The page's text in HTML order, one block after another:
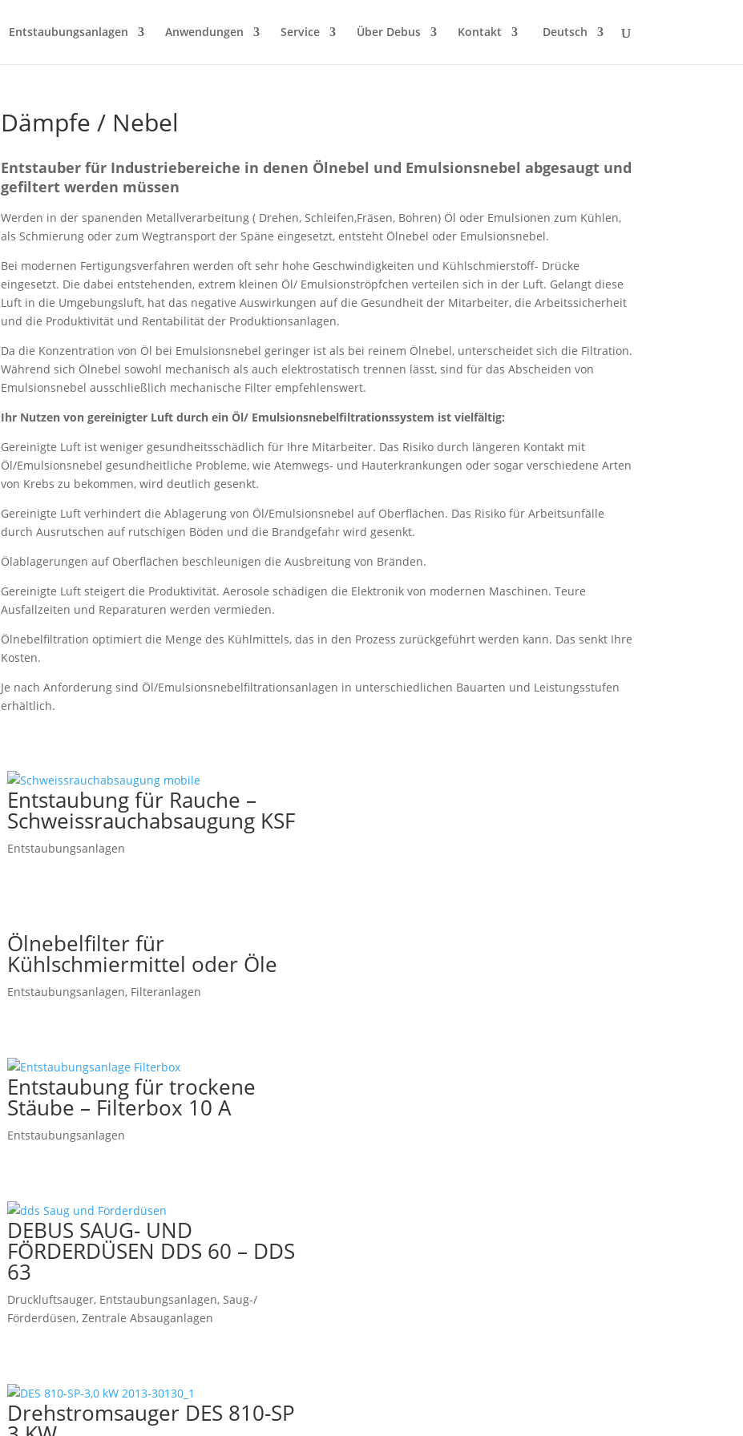
Entstaubungsanlagen Anwendungen Service Über Debus Kontakt Deutsch
Dämpfe / Nebel
Entstauber für Industriebereiche in denen Ölnebel und Emulsionsnebel abgesaugt und
gefiltert werden müssen
Werden in der spanenden Metallverarbeitung ( Drehen, Schleifen,Fräsen, Bohren) Öl oder Emulsionen zum Kühlen,
als Schmierung oder zum Wegtransport der Späne eingesetzt, entsteht Ölnebel oder Emulsionsnebel.
Bei modernen Fertigungsverfahren werden oft sehr hohe Geschwindigkeiten und Kühlschmierstoff- Drücke
eingesetzt. Die dabei entstehenden, extrem kleinen Öl/ Emulsionströpfchen verteilen sich in der Luft. Gelangt diese
Luft in die Umgebungsluft, hat das negative Auswirkungen auf die Gesundheit der Mitarbeiter, die Arbeitssicherheit
und die Produktivität und Rentabilität der Produktionsanlagen.
Da die Konzentration von Öl bei Emulsionsnebel geringer ist als bei reinem Ölnebel, unterscheidet sich die Filtration.
Während sich Ölnebel sowohl mechanisch als auch elektrostatisch trennen lässt, sind für das Abscheiden von
Emulsionsnebel ausschließlich mechanische Filter empfehlenswert.
Ihr Nutzen von gereinigter Luft durch ein Öl/ Emulsionsnebelfiltrationssystem ist vielfältig:
Gereinigte Luft ist weniger gesundheitsschädlich für Ihre Mitarbeiter. Das Risiko durch längeren Kontakt mit
Öl/Emulsionsnebel gesundheitliche Probleme, wie Atemwegs- und Hauterkrankungen oder sogar verschiedene Arten
von Krebs zu bekommen, wird deutlich gesenkt.
Gereinigte Luft verhindert die Ablagerung von Öl/Emulsionsnebel auf Oberflächen. Das Risiko für Arbeitsunfälle
durch Ausrutschen auf rutschigen Böden und die Brandgefahr wird gesenkt.
Ölablagerungen auf Oberflächen beschleunigen die Ausbreitung von Bränden.
Gereinigte Luft steigert die Produktivität. Aerosole schädigen die Elektronik von modernen Maschinen. Teure
Ausfallzeiten und Reparaturen werden vermieden.
Ölnebelfiltration optimiert die Menge des Kühlmittels, das in den Prozess zurückgeführt werden kann. Das senkt Ihre
Kosten.
Je nach Anforderung sind Öl/Emulsionsnebelfiltrationsanlagen in unterschiedlichen Bauarten und Leistungsstufen
erhältlich.
Entstaubung für Rauche –
Schweissrauchabsaugung KSF
Entstaubungsanlagen
Ölnebelfilter für
Kühlschmiermittel oder Öle
Entstaubungsanlagen, Filteranlagen
Entstaubung für trockene
Stäube – Filterbox 10 A
Entstaubungsanlagen
DEBUS SAUG- UND
FÖRDERDÜSEN DDS 60 – DDS
63
Druckluftsauger, Entstaubungsanlagen, Saug-/
Förderdüsen, Zentrale Absauganlagen
Drehstromsauger DES 810-SP